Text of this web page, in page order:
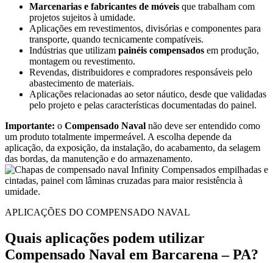
Marcenarias e fabricantes de móveis que trabalham com
projetos sujeitos à umidade.
Aplicações em revestimentos, divisórias e componentes para
transporte, quando tecnicamente compatíveis.
Indústrias que utilizam painéis compensados em produção,
montagem ou revestimento.
Revendas, distribuidores e compradores responsáveis pelo
abastecimento de materiais.
Aplicações relacionadas ao setor náutico, desde que validadas
pelo projeto e pelas características documentadas do painel.
Importante: o Compensado Naval não deve ser entendido como
um produto totalmente impermeável. A escolha depende da
aplicação, da exposição, da instalação, do acabamento, da selagem
das bordas, da manutenção e do armazenamento.
APLICAÇÕES DO COMPENSADO NAVAL
Quais aplicações podem utilizar
Compensado Naval em Barcarena – PA?